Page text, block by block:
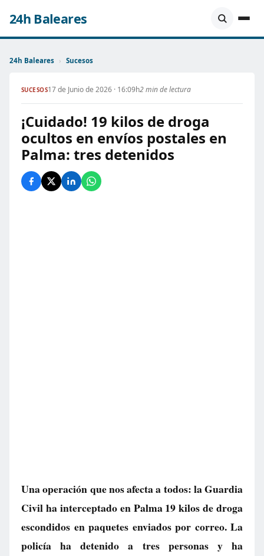
24h Baleares
24h Baleares › Sucesos
SUCESOS17 de Junio de 2026 · 16:09h2 min de lectura
¡Cuidado! 19 kilos de droga
ocultos en envíos postales en
Palma: tres detenidos
Una operación que nos afecta a todos: la Guardia
Civil ha interceptado en Palma 19 kilos de droga
escondidos en paquetes enviados por correo. La
policía ha detenido a tres personas y ha